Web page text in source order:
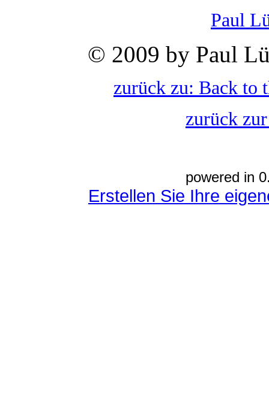
Paul
© 2009 by Paul
zurück zu: Back to
zurück
powered in
Erstellen Sie Ihre